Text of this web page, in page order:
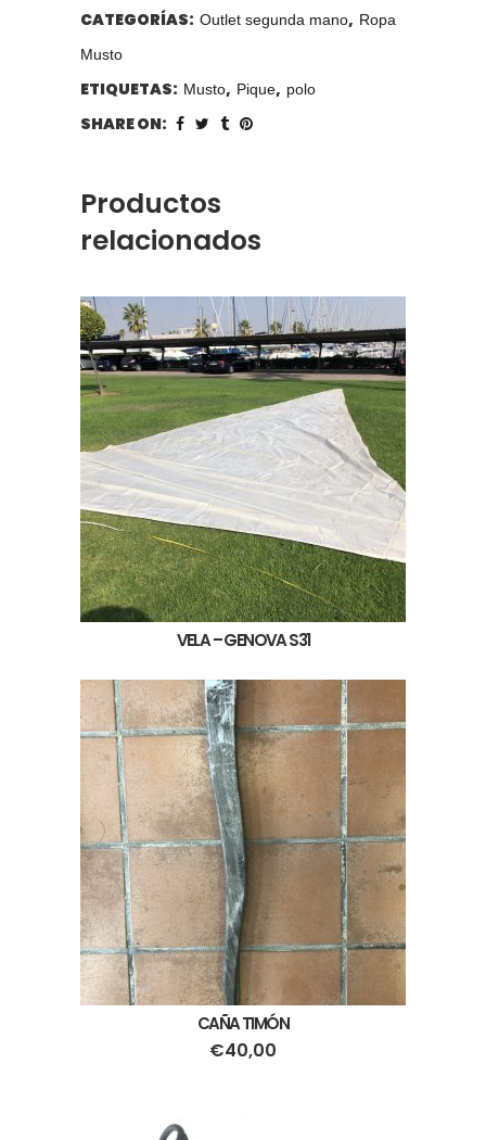
CATEGORÍAS: Outlet segunda mano, Ropa
Musto
ETIQUETAS: Musto, Pique, polo
SHARE ON:
Productos
relacionados
VELA – GENOVA S31
CAÑA TIMÓN
€40,00